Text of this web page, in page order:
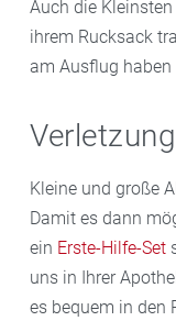
Auch die
ihrem Rucksack
am Ausflug
Kleine und große
Damit es dann
ein Erste-Hilfe-Set
uns in Ihrer
es bequem in den